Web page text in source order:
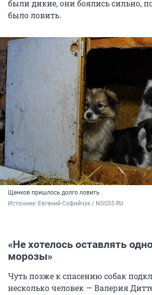
были дикие, они боялись сильно,
было ловить.
Щенков пришлось долго ловить
Источник: Евгений Софийчук / NGS55.RU
«Не хотелось оставлять
морозы»
Чуть позже к спасению собак
несколько человек — Валерия